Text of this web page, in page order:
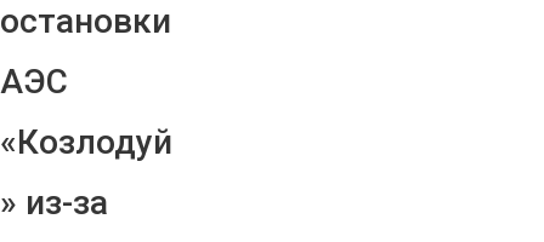
остановки
АЭС
«Козлодуй
» из-за